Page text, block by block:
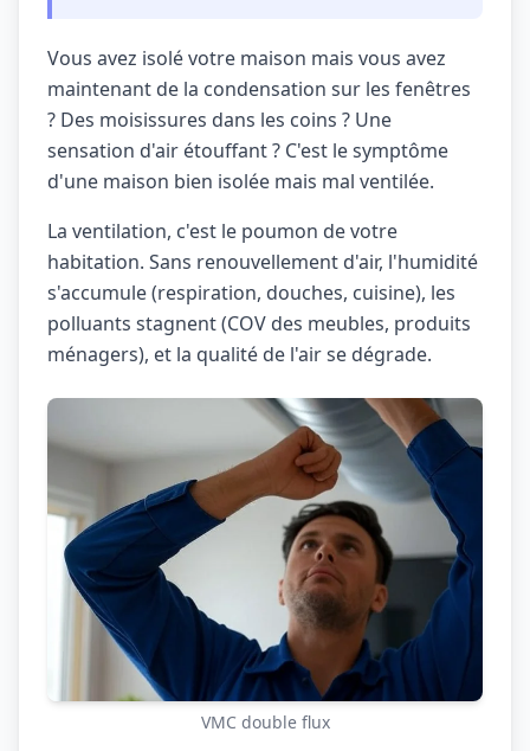
Vous avez isolé votre maison mais vous avez
maintenant de la condensation sur les fenêtres
? Des moisissures dans les coins ? Une
sensation d'air étouffant ? C'est le symptôme
d'une maison bien isolée mais mal ventilée.
La ventilation, c'est le poumon de votre
habitation. Sans renouvellement d'air, l'humidité
s'accumule (respiration, douches, cuisine), les
polluants stagnent (COV des meubles, produits
ménagers), et la qualité de l'air se dégrade.
VMC double flux